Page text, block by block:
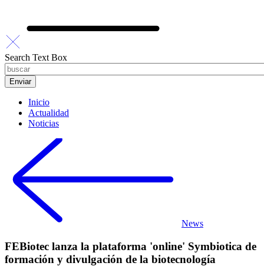
Search Text Box
Inicio
Actualidad
Noticias
News
FEBiotec lanza la plataforma 'online' Symbiotica de
formación y divulgación de la biotecnología